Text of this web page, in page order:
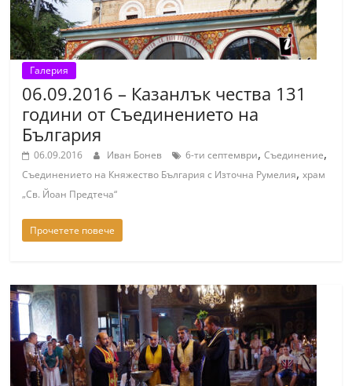
Галерия
06.09.2016 – Казанлък чества 131
години от Съединението на
България
06.09.2016 Иван Бонев 6-ти септември,Съединение,
Съединението на Княжество България с Източна Румелия,храм
„Св. Йоан Предтеча“
Прочетете повече